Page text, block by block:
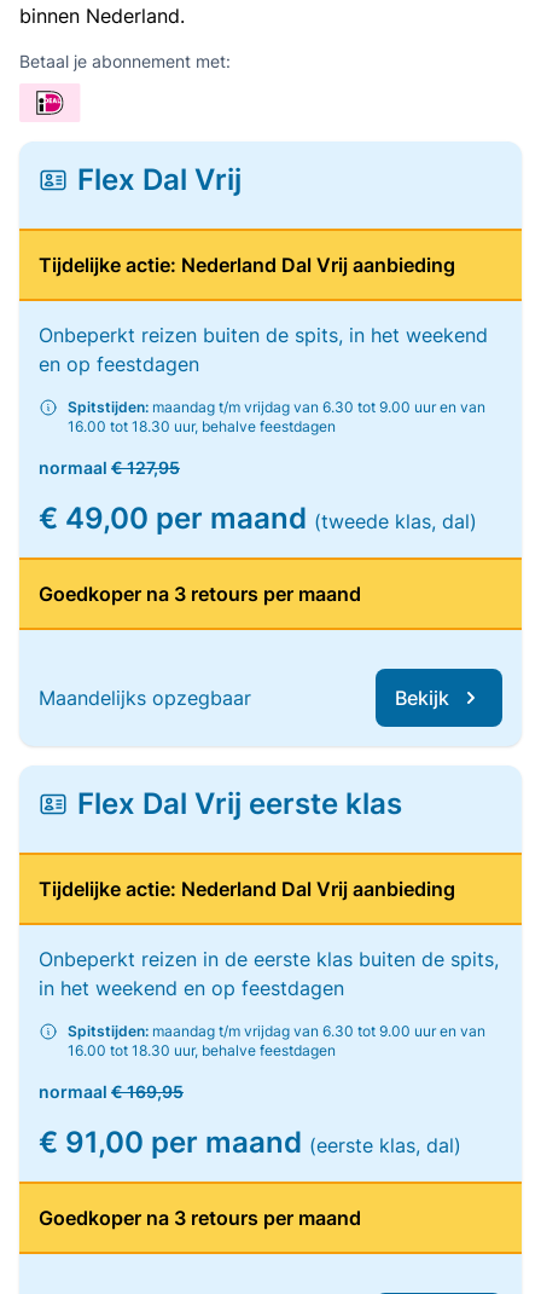
binnen Nederland.
Betaal je abonnement met:
Flex Dal Vrij
Tijdelijke actie: Nederland Dal Vrij aanbieding
Onbeperkt reizen buiten de spits, in het weekend
en op feestdagen
Spitstijden: maandag t/m vrijdag van 6.30 tot 9.00 uur en van
16.00 tot 18.30 uur, behalve feestdagen
normaal € 127,95
€ 49,00 per maand (tweede klas, dal)
Goedkoper na 3 retours per maand
Maandelijks opzegbaar Bekijk
Flex Dal Vrij eerste klas
Tijdelijke actie: Nederland Dal Vrij aanbieding
Onbeperkt reizen in de eerste klas buiten de spits,
in het weekend en op feestdagen
Spitstijden: maandag t/m vrijdag van 6.30 tot 9.00 uur en van
16.00 tot 18.30 uur, behalve feestdagen
normaal € 169,95
€ 91,00 per maand (eerste klas, dal)
Goedkoper na 3 retours per maand